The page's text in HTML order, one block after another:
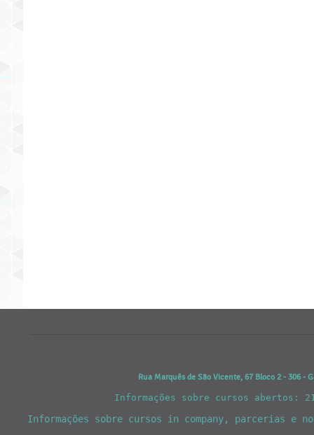
Rua Marquês de São Vicente, 67 Bloco 2 - 306 -
Informações sobre cursos abertos:
Informações sobre cursos in company, parcerias e